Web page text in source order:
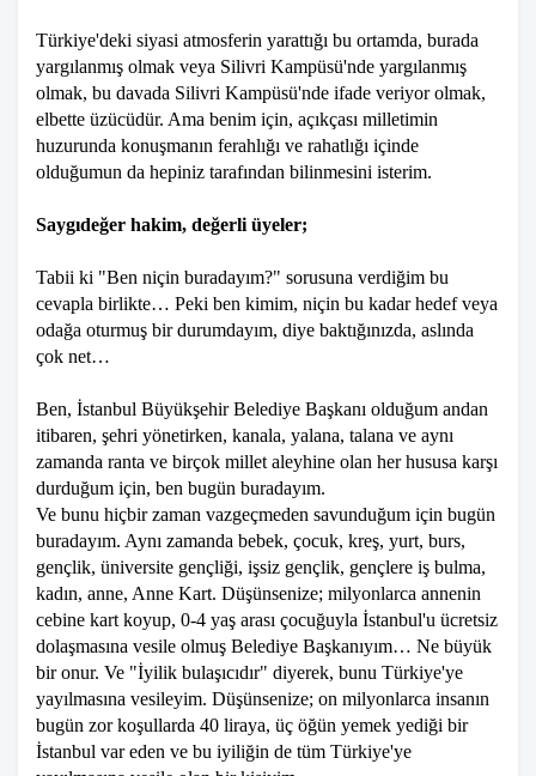
Türkiye'deki siyasi atmosferin yarattığı bu ortamda, burada
yargılanmış olmak veya Silivri Kampüsü'nde yargılanmış
olmak, bu davada Silivri Kampüsü'nde ifade veriyor olmak,
elbette üzücüdür. Ama benim için, açıkçası milletimin
huzurunda konuşmanın ferahlığı ve rahatlığı içinde
olduğumun da hepiniz tarafından bilinmesini isterim.
Saygıdeğer hakim, değerli üyeler;
Tabii ki "Ben niçin buradayım?" sorusuna verdiğim bu
cevapla birlikte… Peki ben kimim, niçin bu kadar hedef veya
odağa oturmuş bir durumdayım, diye baktığınızda, aslında
çok net…
Ben, İstanbul Büyükşehir Belediye Başkanı olduğum andan
itibaren, şehri yönetirken, kanala, yalana, talana ve aynı
zamanda ranta ve birçok millet aleyhine olan her hususa karşı
durduğum için, ben bugün buradayım.
Ve bunu hiçbir zaman vazgeçmeden savunduğum için bugün
buradayım. Aynı zamanda bebek, çocuk, kreş, yurt, burs,
gençlik, üniversite gençliği, işsiz gençlik, gençlere iş bulma,
kadın, anne, Anne Kart. Düşünsenize; milyonlarca annenin
cebine kart koyup, 0-4 yaş arası çocuğuyla İstanbul'u ücretsiz
dolaşmasına vesile olmuş Belediye Başkanıyım… Ne büyük
bir onur. Ve "İyilik bulaşıcıdır" diyerek, bunu Türkiye'ye
yayılmasına vesileyim. Düşünsenize; on milyonlarca insanın
bugün zor koşullarda 40 liraya, üç öğün yemek yediği bir
İstanbul var eden ve bu iyiliğin de tüm Türkiye'ye